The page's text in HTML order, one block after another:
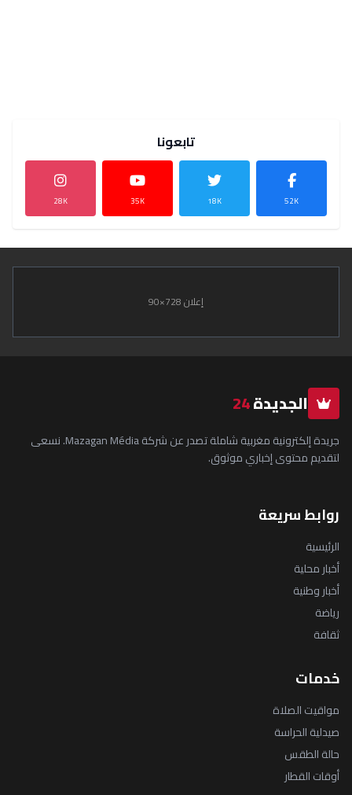
تابعونا
52K
18K
35K
28K
إعلان 728×90
الجديدة24
جريدة إلكترونية مغربية شاملة تصدر عن شركة Mazagan Média. نسعى
لتقديم محتوى إخباري موثوق.
روابط سريعة
الرئيسية
أخبار محلية
أخبار وطنية
رياضة
ثقافة
خدمات
مواقيت الصلاة
صيدلية الحراسة
حالة الطقس
أوقات القطار